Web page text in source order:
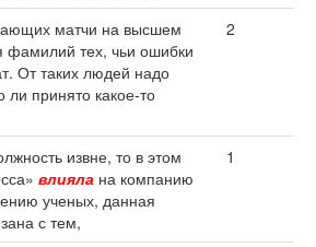
матчи на высшем
фамилий тех, чьи ошибки
От таких людей надо
ли принято какое-то
2
извне, то в этом
влияла на компанию
ученых, данная
с тем,
1